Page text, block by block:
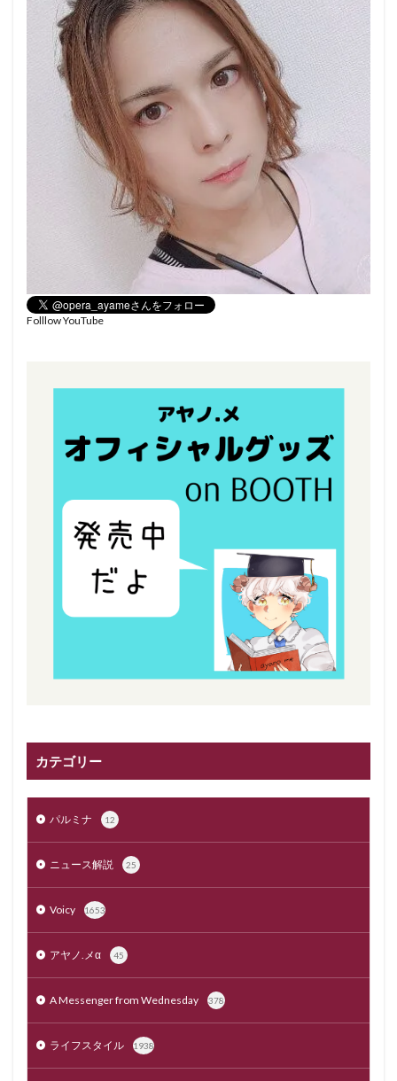
Folllow YouTube
カテゴリー
パルミナ 12
ニュース解説 25
Voicy 1653
アヤノ.メα 45
A Messenger from Wednesday 378
ライフスタイル 1938